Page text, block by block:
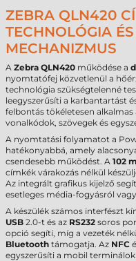
ZEBRA QLN420
TECHNOLÓGIA
MECHANIZMUS
A Zebra QLN420 működése a
nyomtatófej közvetlenül a
technológia szükségtelenné
leegyszerűsíti a karbantartást
felbontás tökéletesen
vonalkódok, szövegek és
A nyomtatási folyamatot a
hatékonyabbá, amely
csendesebb működést. A 102
címkék várakozás nélkül
Az integrált grafikus kijelző
esetleges média-fogyásról
A készülék számos interfészt
USB 2.0-t és az RS232 soros
opció segíti, míg a vezeték
Bluetooth támogatja. Az NFC
egyszerűsíti a mobil